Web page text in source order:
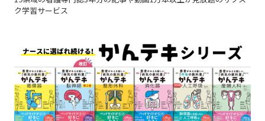
ク学習サービス